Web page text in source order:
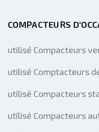
COMPACTEURS
utilisé Compacteurs
utilisé Comptacteurs
utilisé Compacteurs
utilisé Compacteurs